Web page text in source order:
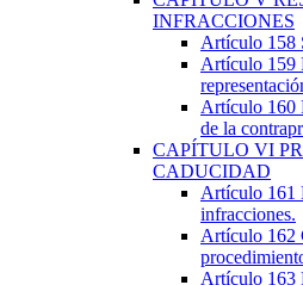
INFRACCIONES
Artículo 158
Artículo 159
Artículo 160
de la
CAPÍTULO VI
CADUCIDAD
Artículo 161
infracciones.
Artículo 162
Artículo 163